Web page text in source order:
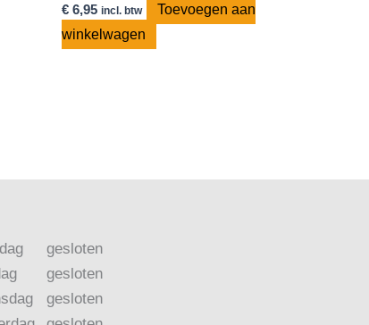
€6,95 incl. btw
Toevoegen aan
winkelwagen
gesloten
gesloten
gesloten